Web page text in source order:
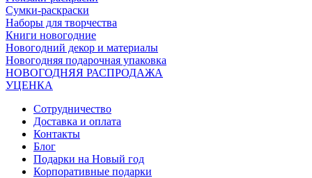
Сумки-раскраски
Наборы для творчества
Книги новогодние
Новогодний декор и материалы
Новогодняя подарочная упаковка
НОВОГОДНЯЯ РАСПРОДАЖА
УЦЕНКА
Сотрудничество
Доставка и оплата
Контакты
Блог
Подарки на Новый год
Корпоративные подарки